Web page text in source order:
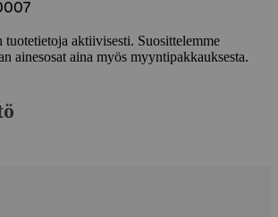
tuotetietoja aktiivisesti. Suosittelemme
ainesosat aina myös myyntipakkauksesta.